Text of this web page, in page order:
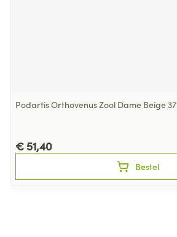
Podartis Orthovenus Zool Dame Beige 37
€ 51,40
Bestel